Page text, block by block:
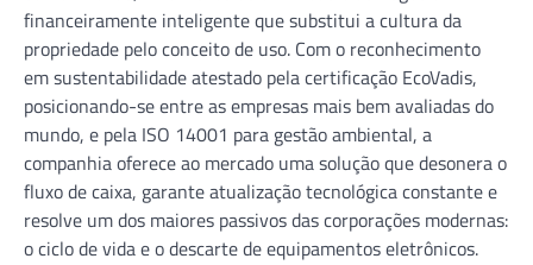
financeiramente inteligente que substitui a cultura da
propriedade pelo conceito de uso. Com o reconhecimento
em sustentabilidade atestado pela certificação EcoVadis,
posicionando-se entre as empresas mais bem avaliadas do
mundo, e pela ISO 14001 para gestão ambiental, a
companhia oferece ao mercado uma solução que desonera o
fluxo de caixa, garante atualização tecnológica constante e
resolve um dos maiores passivos das corporações modernas:
o ciclo de vida e o descarte de equipamentos eletrônicos.